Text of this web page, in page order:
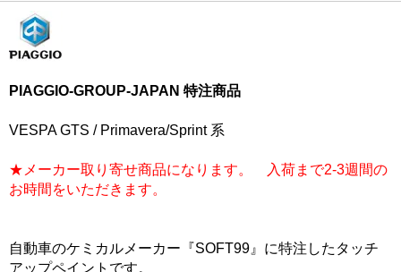
PIAGGIO-GROUP-JAPAN 特注商品
VESPA GTS / Primavera/Sprint 系
★メーカー取り寄せ商品になります。 入荷まで2-3週間の
お時間をいただきます。
自動車のケミカルメーカー『SOFT99』に特注したタッチ
アップペイントです。